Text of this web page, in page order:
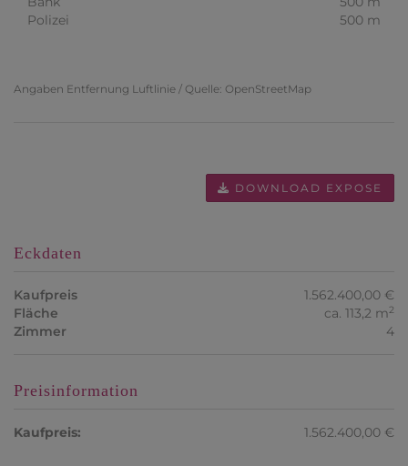
Polizei
500 m
Angaben Entfernung Luftlinie / Quelle: OpenStreetMap
DOWNLOAD EXPOSE
Eckdaten
Kaufpreis
1.562.400,00 €
Fläche
ca. 113,2 m2
Zimmer 4
Preisinformation
Kaufpreis: 1.562.400,00 €